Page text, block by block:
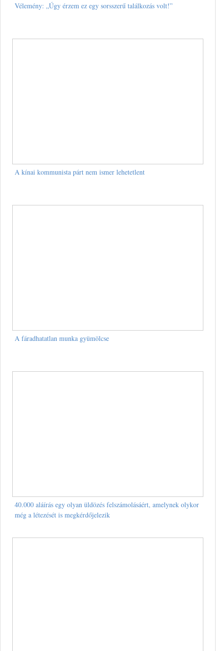
Vélemény: „Úgy érzem ez egy sorsszerű találkozás volt!”
A kínai kommunista párt nem ismer lehetetlent
A fáradhatatlan munka gyümölcse
40.000 aláírás egy olyan üldözés felszámolásáért, amelynek olykor
még a létezését is megkérdőjelezik